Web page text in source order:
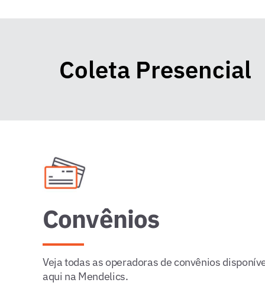
Coleta Presencial
Convênios
Veja todas as operadoras de convênios
aqui na Mendelics.